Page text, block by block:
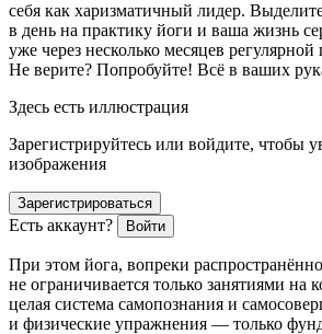
себя как харизматичный лидер.
в день на практику йоги и ваша жизнь
уже через несколько месяцев регулярной
Не верите? Попробуйте! Всё в ваших
Здесь есть иллюстрация
Зарегистрируйтесь или войдите, чтобы
изображения
Зарегистрироваться
Есть аккаунт? Войти
При этом йога, вопреки
не ограничивается только занятиями на
целая система самопознания и
и физические упражнения — только